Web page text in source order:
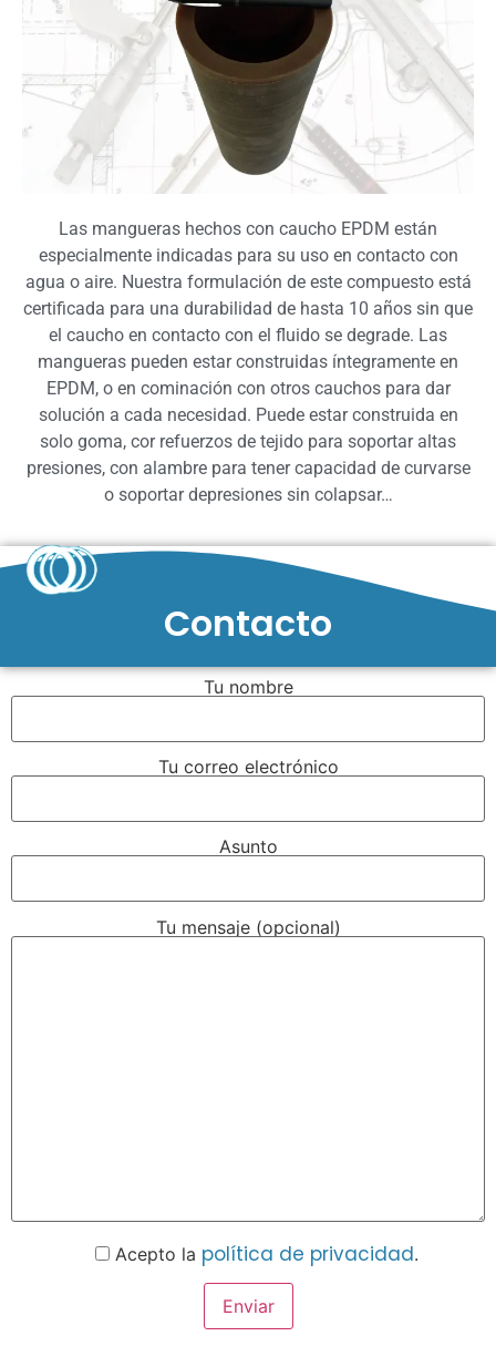
Las mangueras hechos con caucho EPDM están
especialmente indicadas para su uso en contacto con
agua o aire. Nuestra formulación de este compuesto está
certificada para una durabilidad de hasta 10 años sin que
el caucho en contacto con el fluido se degrade. Las
mangueras pueden estar construidas íntegramente en
EPDM, o en cominación con otros cauchos para dar
solución a cada necesidad. Puede estar construida en
solo goma, cor refuerzos de tejido para soportar altas
presiones, con alambre para tener capacidad de curvarse
o soportar depresiones sin colapsar…
Contacto
Tu nombre
Tu correo electrónico
Asunto
Tu mensaje (opcional)
Acepto la política de privacidad.